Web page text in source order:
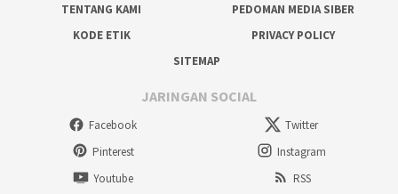
TENTANG KAMI
PEDOMAN MEDIA SIBER
KODE ETIK
PRIVACY POLICY
SITEMAP
JARINGAN SOCIAL
Facebook
Twitter
Pinterest
Instagram
Youtube
RSS